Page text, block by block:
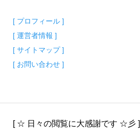
[ プロフィール ]
[ 運営者情報 ]
[ サイトマップ ]
[ お問い合わせ ]
[ ☆ 日々の閲覧に大感謝です ☆彡 ]